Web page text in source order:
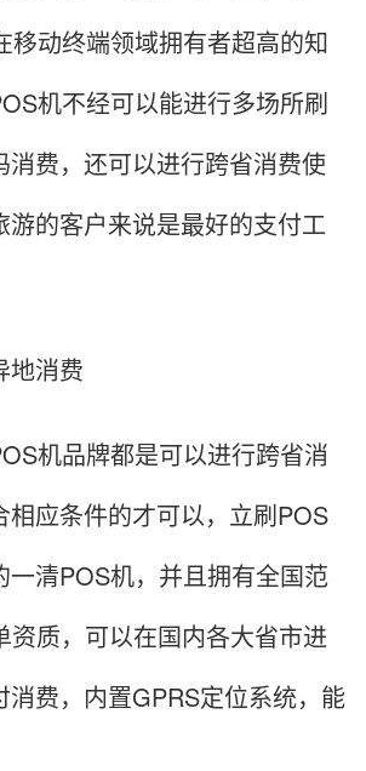
移动终端领域拥有者超高的知
机不经可以能进行多场所刷
消费，还可以进行跨省消费使
游的客户来说是最好的支付工
地消费
机品牌都是可以进行跨省消
相应条件的才可以，立刷POS
一清POS机，并且拥有全国范
资质，可以在国内各大省市进
消费，内置GPRS定位系统，能